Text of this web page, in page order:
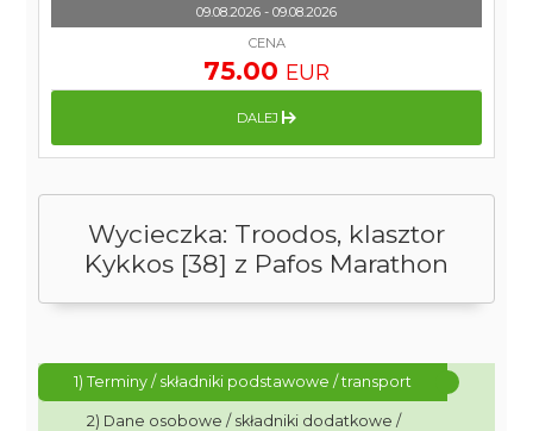
Wycieczka: Troodos, klasztor
Kykkos [38] z Pafos Marathon
1) Terminy / składniki podstawowe / transport
2) Dane osobowe / składniki dodatkowe /
09.08.2026 - 09.08.2026
CENA
75.00 EUR
DALEJ